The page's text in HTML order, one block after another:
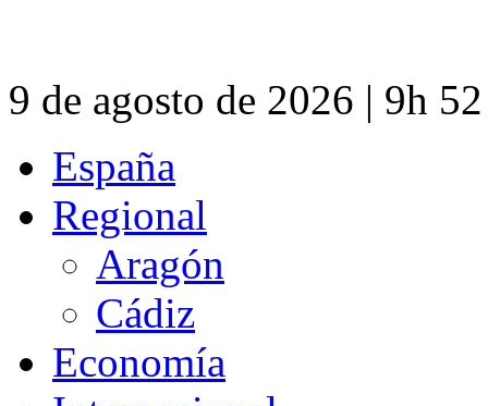
9 de agosto de 2026 | 9h
España
Regional
Aragón
Cádiz
Economía